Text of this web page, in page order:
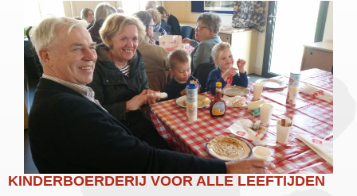
KINDERBOERDERIJ VOOR ALLE LEEFTIJDEN